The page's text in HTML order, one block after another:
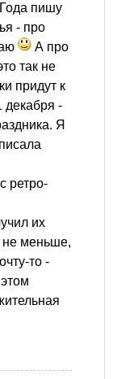
пишу
- про
А про
так не
придут к
декабря -
Я
ретро-
их
не меньше,
то -